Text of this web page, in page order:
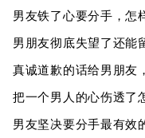
男友铁了心要分手，怎
男朋友彻底失望了还能
真诚道歉的话给男朋友
把一个男人的心伤透了
男友坚决要分手最有效